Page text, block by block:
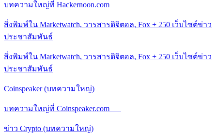
บทความใหญ่ที่ Hackernoon.com
สิ่งพิมพ์ใน Marketwatch, วารสารดิจิตอล, Fox + 250 เว็บไซต์ข่าว
ประชาสัมพันธ์
สิ่งพิมพ์ใน Marketwatch, วารสารดิจิตอล, Fox + 250 เว็บไซต์ข่าว
ประชาสัมพันธ์
Coinspeaker (บทความใหญ่)
บทความใหญ่ที่ Coinspeaker.com
ข่าว Crypto (บทความใหญ่)